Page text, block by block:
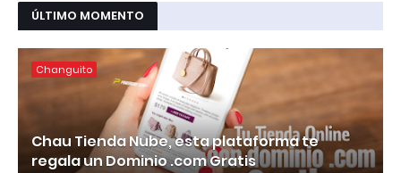
ÚLTIMO MOMENTO
Changuito
Chau Tienda Nube, esta plataforma te
regala un Dominio .com Gratis